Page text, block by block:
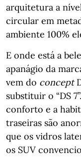
arquitetura a
circular em
ambiente 100%
E onde está a
apanágio da
vem do concept
substituir o “DS
conforto e a
traseiras são
que os vidros
os SUV